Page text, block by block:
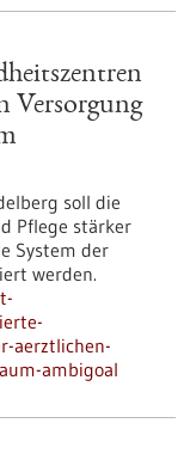
Versorgung
soll die
Pflege stärker
System der
werden.
aerztlichen-
ambigoal